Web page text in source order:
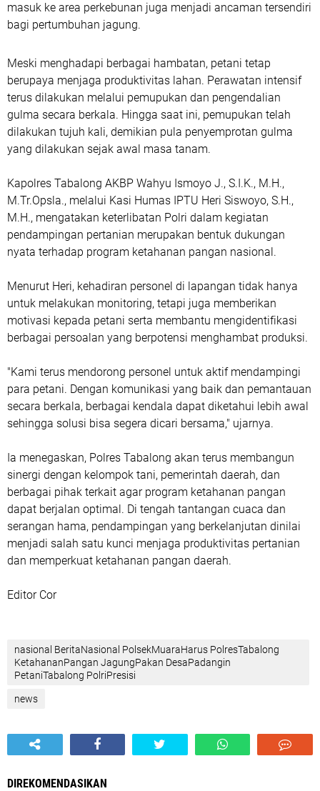
masuk ke area perkebunan juga menjadi ancaman tersendiri
bagi pertumbuhan jagung.
Meski menghadapi berbagai hambatan, petani tetap
berupaya menjaga produktivitas lahan. Perawatan intensif
terus dilakukan melalui pemupukan dan pengendalian
gulma secara berkala. Hingga saat ini, pemupukan telah
dilakukan tujuh kali, demikian pula penyemprotan gulma
yang dilakukan sejak awal masa tanam.
Kapolres Tabalong AKBP Wahyu Ismoyo J., S.I.K., M.H.,
M.Tr.Opsla., melalui Kasi Humas IPTU Heri Siswoyo, S.H.,
M.H., mengatakan keterlibatan Polri dalam kegiatan
pendampingan pertanian merupakan bentuk dukungan
nyata terhadap program ketahanan pangan nasional.
Menurut Heri, kehadiran personel di lapangan tidak hanya
untuk melakukan monitoring, tetapi juga memberikan
motivasi kepada petani serta membantu mengidentifikasi
berbagai persoalan yang berpotensi menghambat produksi.
"Kami terus mendorong personel untuk aktif mendampingi
para petani. Dengan komunikasi yang baik dan pemantauan
secara berkala, berbagai kendala dapat diketahui lebih awal
sehingga solusi bisa segera dicari bersama," ujarnya.
Ia menegaskan, Polres Tabalong akan terus membangun
sinergi dengan kelompok tani, pemerintah daerah, dan
berbagai pihak terkait agar program ketahanan pangan
dapat berjalan optimal. Di tengah tantangan cuaca dan
serangan hama, pendampingan yang berkelanjutan dinilai
menjadi salah satu kunci menjaga produktivitas pertanian
dan memperkuat ketahanan pangan daerah.
Editor Cor
nasional BeritaNasional PolsekMuaraHarus PolresTabalong
KetahananPangan JagungPakan DesaPadangin
PetaniTabalong PolriPresisi
news
DIREKOMENDASIKAN